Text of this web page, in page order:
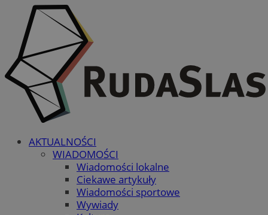
AKTUALNOŚCI
WIADOMOŚCI
Wiadomości lokalne
Ciekawe artykuły
Wiadomości sportowe
Wywiady